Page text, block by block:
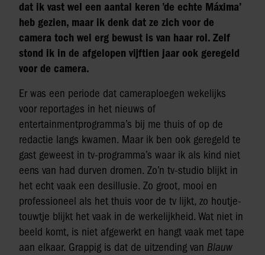
dat ik vast wel een aantal keren ’de echte Máxima’
heb gezien, maar ik denk dat ze zich voor de
camera toch wel erg bewust is van haar rol. Zelf
stond ik in de afgelopen vijftien jaar ook geregeld
voor de camera.
Er was een periode dat cameraploegen wekelijks
voor reportages in het nieuws of
entertainmentprogramma’s bij me thuis of op de
redactie langs kwamen. Maar ik ben ook geregeld te
gast geweest in tv-programma’s waar ik als kind niet
eens van had durven dromen. Zo’n tv-studio blijkt in
het echt vaak een desillusie. Zo groot, mooi en
professioneel als het thuis voor de tv lijkt, zo houtje-
touwtje blijkt het vaak in de werkelijkheid. Wat niet in
beeld komt, is niet afgewerkt en hangt vaak met tape
aan elkaar. Grappig is dat de uitzending van Blauw